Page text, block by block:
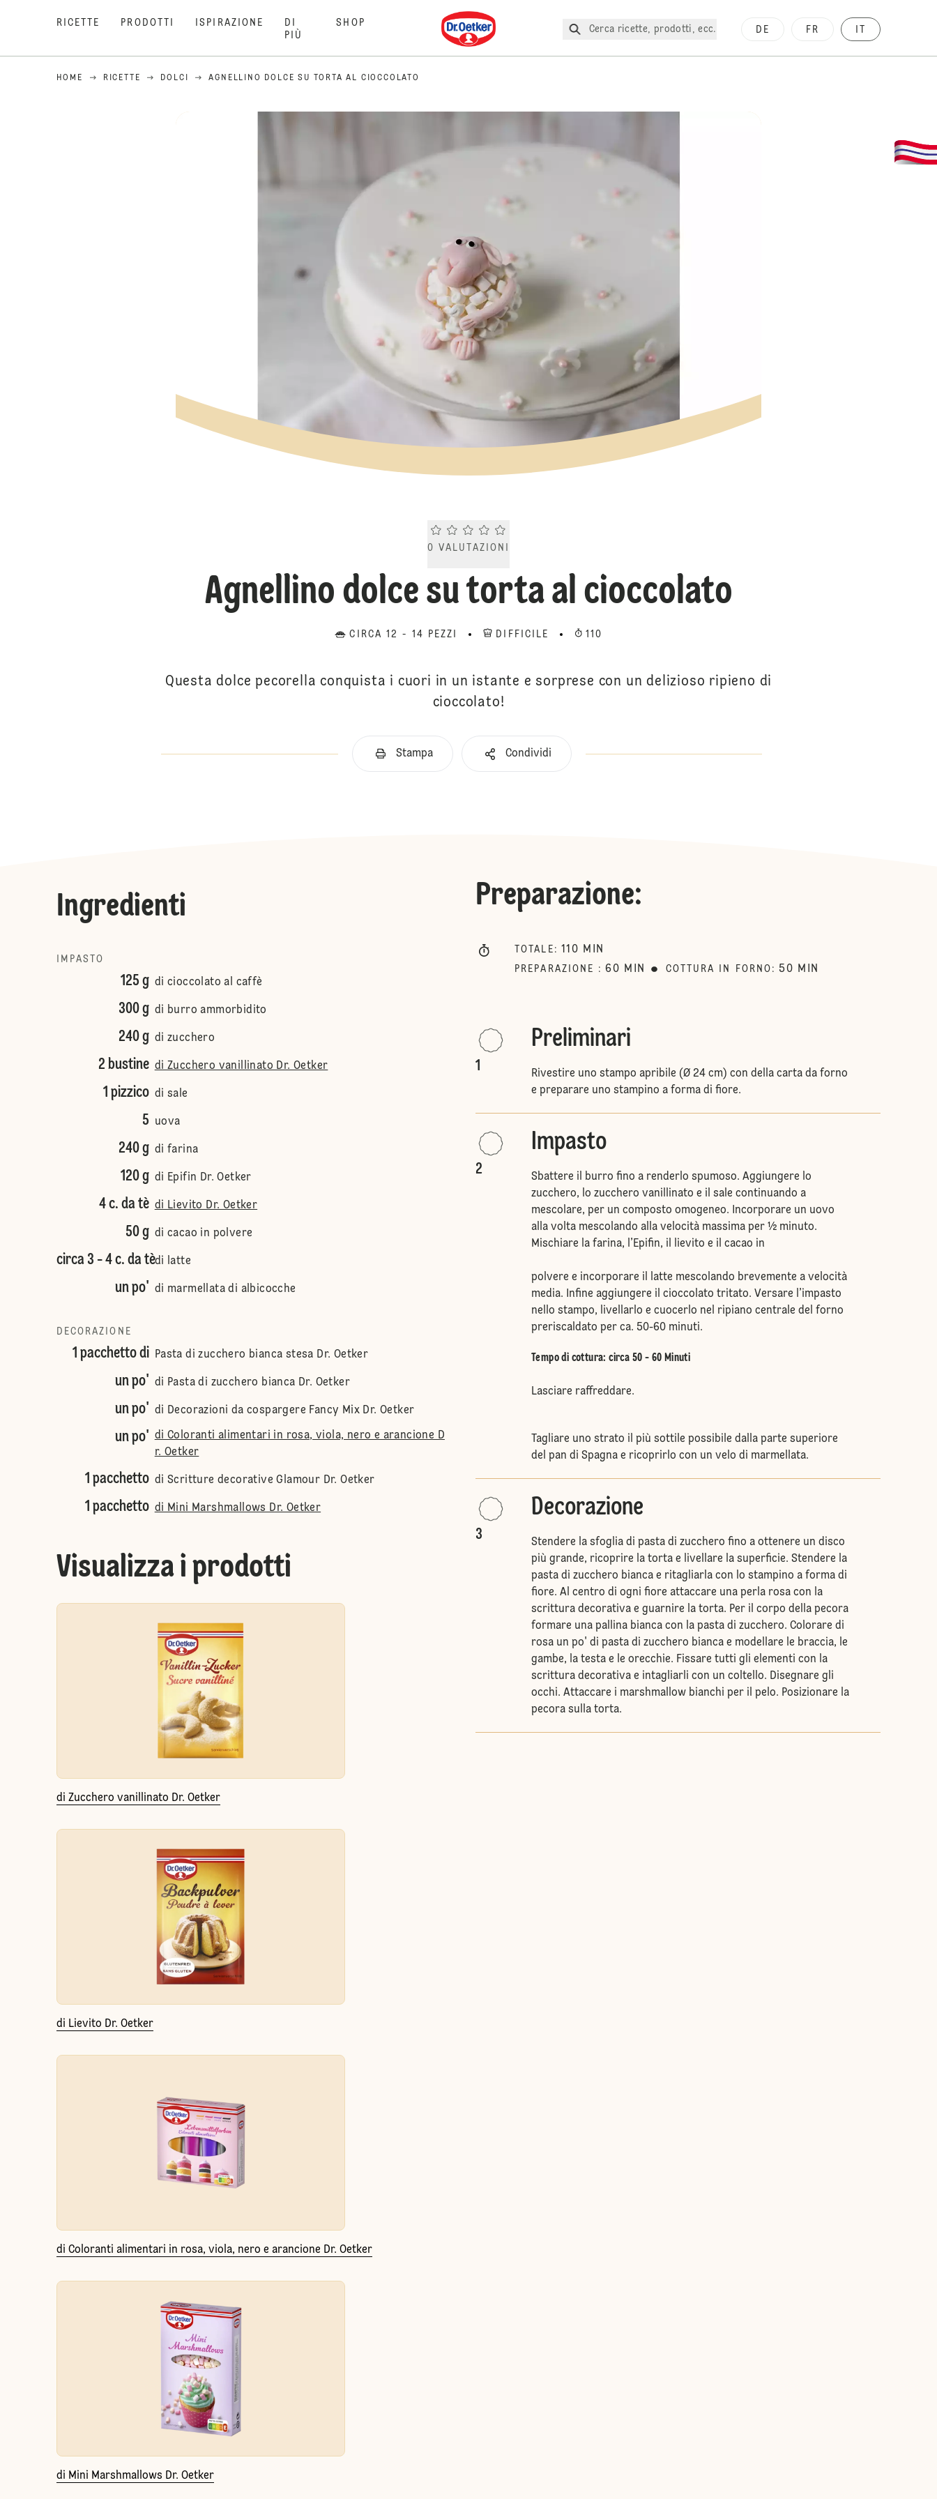
RICETTE PRODOTTI ISPIRAZIONE
DI
PIÙ
SHOP Dr. Oetker
Cerca ricette, prodotti, ecc. DE FR
HOME RICETTE DOLCI AGNELLINO DOLCE SU TORTA AL CIOCCOLATO
Current rating 0.0. Click to rate.
0 VALUTAZIONI
Agnellino dolce su torta al cioccolato
CIRCA 12 - 14 PEZZI DIFFICILE 110
Questa dolce pecorella conquista i cuori in un istante e sorprese con un delizioso ripieno di
cioccolato!
Stampa Condividi
Ingredienti
IMPASTO
125 g di cioccolato al caffè
300 g di burro ammorbidito
240 g di zucchero
2 bustine di Zucchero vanillinato Dr. Oetker
1 pizzico di sale
5 uova
240 g di farina
120 g di Epifin Dr. Oetker
4 c. da tè di Lievito Dr. Oetker
50 g di cacao in polvere
circa 3 - 4 c. da tèdi latte
un po' di marmellata di albicocche
DECORAZIONE
1 pacchetto di Pasta di zucchero bianca stesa Dr. Oetker
un po' di Pasta di zucchero bianca Dr. Oetker
un po' di Decorazioni da cospargere Fancy Mix Dr. Oetker
un po' di Coloranti alimentari in rosa, viola, nero e arancione D
r. Oetker
1 pacchetto di Scritture decorative Glamour Dr. Oetker
1 pacchetto di Mini Marshmallows Dr. Oetker
Visualizza i prodotti
di Zucchero vanillinato Dr. Oetker
di Lievito Dr. Oetker
di Coloranti alimentari in rosa, viola, nero e arancione Dr. Oetker
di Mini Marshmallows Dr. Oetker
Preparazione:
TOTALE : 110 MIN
PREPARAZIONE : 60 MIN COTTURA IN FORNO : 50 MIN
1
Preliminari
Rivestire uno stampo apribile (Ø 24 cm) con della carta da forno
e preparare uno stampino a forma di fiore.
2
Impasto
Sbattere il burro fino a renderlo spumoso. Aggiungere lo
zucchero, lo zucchero vanillinato e il sale continuando a
mescolare, per un composto omogeneo. Incorporare un uovo
alla volta mescolando alla velocità massima per ½ minuto.
Mischiare la farina, l’Epifin, il lievito e il cacao in
polvere e incorporare il latte mescolando brevemente a velocità
media. Infine aggiungere il cioccolato tritato. Versare l’impasto
nello stampo, livellarlo e cuocerlo nel ripiano centrale del forno
preriscaldato per ca. 50-60 minuti.
Tempo di cottura: circa 50 - 60 Minuti
Lasciare raffreddare.
Tagliare uno strato il più sottile possibile dalla parte superiore
del pan di Spagna e ricoprirlo con un velo di marmellata.
3
Decorazione
Stendere la sfoglia di pasta di zucchero fino a ottenere un disco
più grande, ricoprire la torta e livellare la superficie. Stendere la
pasta di zucchero bianca e ritagliarla con lo stampino a forma di
fiore. Al centro di ogni fiore attaccare una perla rosa con la
scrittura decorativa e guarnire la torta. Per il corpo della pecora
formare una pallina bianca con la pasta di zucchero. Colorare di
rosa un po' di pasta di zucchero bianca e modellare le braccia, le
gambe, la testa e le orecchie. Fissare tutti gli elementi con la
scrittura decorativa e intagliarli con un coltello. Disegnare gli
occhi. Attaccare i marshmallow bianchi per il pelo. Posizionare la
pecora sulla torta.